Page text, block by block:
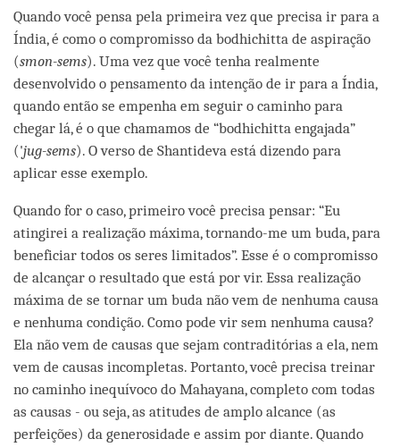
Quando você pensa pela primeira vez que precisa ir para a
Índia, é como o compromisso da bodhichitta de aspiração
(smon-sems). Uma vez que você tenha realmente
desenvolvido o pensamento da intenção de ir para a Índia,
quando então se empenha em seguir o caminho para
chegar lá, é o que chamamos de “bodhichitta engajada”
('jug-sems). O verso de Shantideva está dizendo para
aplicar esse exemplo.
Quando for o caso, primeiro você precisa pensar: “Eu
atingirei a realização máxima, tornando-me um buda, para
beneficiar todos os seres limitados”. Esse é o compromisso
de alcançar o resultado que está por vir. Essa realização
máxima de se tornar um buda não vem de nenhuma causa
e nenhuma condição. Como pode vir sem nenhuma causa?
Ela não vem de causas que sejam contraditórias a ela, nem
vem de causas incompletas. Portanto, você precisa treinar
no caminho inequívoco do Mahayana, completo com todas
as causas - ou seja, as atitudes de amplo alcance (as
perfeições) da generosidade e assim por diante. Quando